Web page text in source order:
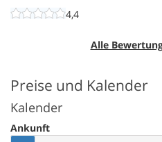
4,4
Alle
Preise und Kalender
Kalender
Ankunft